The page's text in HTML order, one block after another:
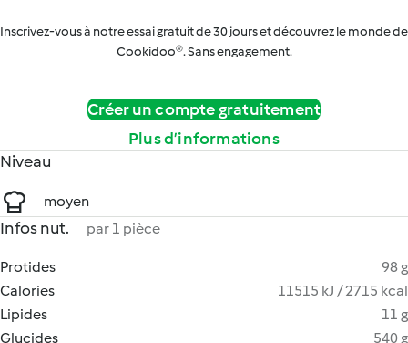
Inscrivez-vous à notre essai gratuit de 30 jours et découvrez le monde de
Cookidoo®. Sans engagement.
Créer un compte gratuitement
Plus d’informations
Niveau
moyen
Infos nut. par 1 pièce
Protides
98 g
Calories
11515 kJ / 2715 kcal
Lipides
11 g
Glucides
540 g